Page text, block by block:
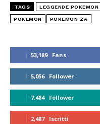
53,189 Fans
5,056 Follower
7,484 Follower
2,487 Iscritti
TAGS LEGGENDE
POKEMON POKEMON ZA